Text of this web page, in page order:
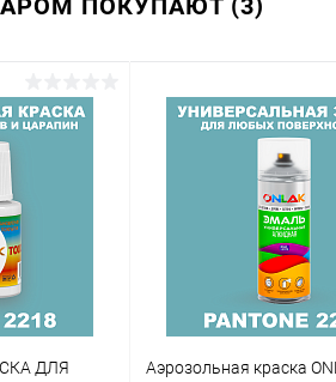
ПОКУПАЮТ (3)
ДЛЯ
Аэрозольная краска